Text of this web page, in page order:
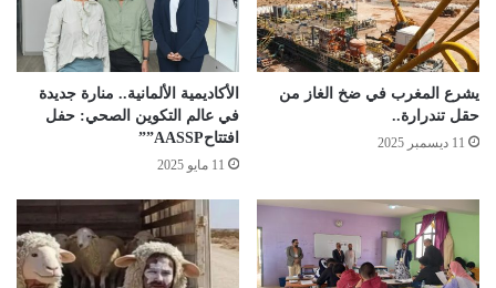
يشرع المغرب في ضخ الغاز من
حقل تندرارة..
11 ديسمبر 2025
الأكاديمية الألمانية.. منارة جديدة
في عالم التكوين الصحي: حفل
افتتاحAASSP””
11 مايو 2025